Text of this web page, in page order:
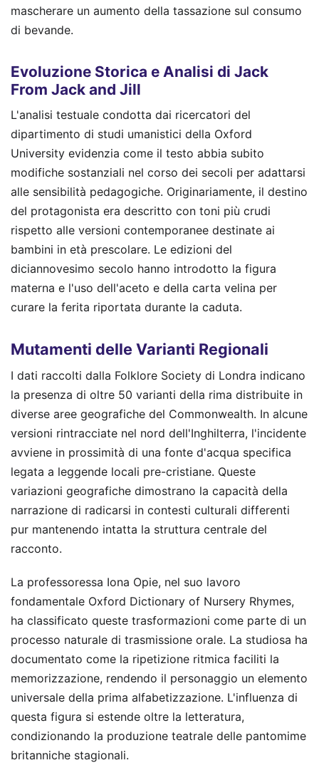
mascherare un aumento della tassazione sul consumo
di bevande.
Evoluzione Storica e Analisi di Jack
From Jack and Jill
L'analisi testuale condotta dai ricercatori del
dipartimento di studi umanistici della Oxford
University evidenzia come il testo abbia subito
modifiche sostanziali nel corso dei secoli per adattarsi
alle sensibilità pedagogiche. Originariamente, il destino
del protagonista era descritto con toni più crudi
rispetto alle versioni contemporanee destinate ai
bambini in età prescolare. Le edizioni del
diciannovesimo secolo hanno introdotto la figura
materna e l'uso dell'aceto e della carta velina per
curare la ferita riportata durante la caduta.
Mutamenti delle Varianti Regionali
I dati raccolti dalla Folklore Society di Londra indicano
la presenza di oltre 50 varianti della rima distribuite in
diverse aree geografiche del Commonwealth. In alcune
versioni rintracciate nel nord dell'Inghilterra, l'incidente
avviene in prossimità di una fonte d'acqua specifica
legata a leggende locali pre-cristiane. Queste
variazioni geografiche dimostrano la capacità della
narrazione di radicarsi in contesti culturali differenti
pur mantenendo intatta la struttura centrale del
racconto.
La professoressa Iona Opie, nel suo lavoro
fondamentale Oxford Dictionary of Nursery Rhymes,
ha classificato queste trasformazioni come parte di un
processo naturale di trasmissione orale. La studiosa ha
documentato come la ripetizione ritmica faciliti la
memorizzazione, rendendo il personaggio un elemento
universale della prima alfabetizzazione. L'influenza di
questa figura si estende oltre la letteratura,
condizionando la produzione teatrale delle pantomime
britanniche stagionali.